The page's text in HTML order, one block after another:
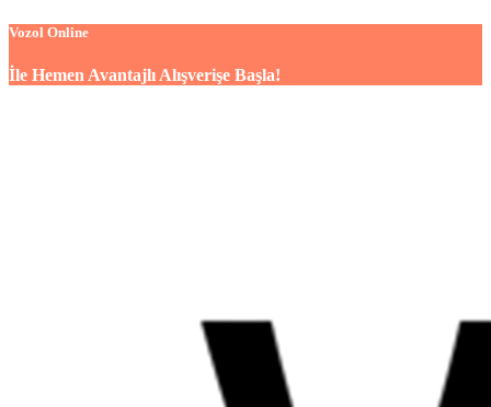
Vozol Online
İle Hemen Avantajlı Alışverişe Başla!